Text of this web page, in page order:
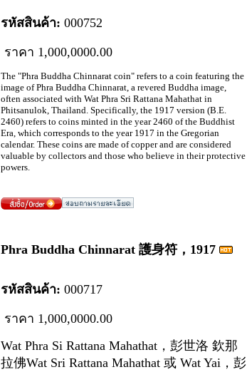
รหัสสินค้า: 000752
ราคา 1,000,0000.00
The "Phra Buddha Chinnarat coin" refers to a coin featuring the
image of Phra Buddha Chinnarat, a revered Buddha image,
often associated with Wat Phra Sri Rattana Mahathat in
Phitsanulok, Thailand. Specifically, the 1917 version (B.E.
2460) refers to coins minted in the year 2460 of the Buddhist
Era, which corresponds to the year 1917 in the Gregorian
calendar. These coins are made of copper and are considered
valuable by collectors and those who believe in their protective
powers.
Phra Buddha Chinnarat 護身符，1917
รหัสสินค้า: 000717
ราคา 1,000,0000.00
Wat Phra Si Rattana Mahathat，彭世洛 欽那
拉佛Wat Sri Rattana Mahathat 或 Wat Yai，彭